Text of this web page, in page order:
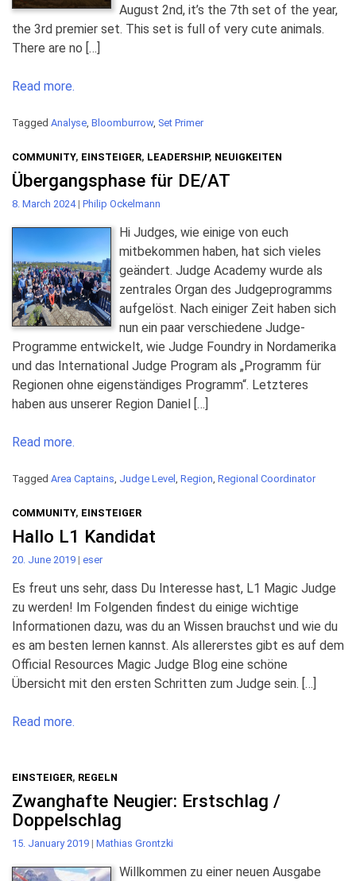
August 2nd, it’s the 7th set of the year,
the 3rd premier set. This set is full of very cute animals.
There are no […]
Read more.
Tagged Analyse, Bloomburrow, Set Primer
COMMUNITY, EINSTEIGER, LEADERSHIP, NEUIGKEITEN
Übergangsphase für DE/AT
8. March 2024 | Philip Ockelmann
Hi Judges, wie einige von euch
mitbekommen haben, hat sich vieles
geändert. Judge Academy wurde als
zentrales Organ des Judgeprogramms
aufgelöst. Nach einiger Zeit haben sich
nun ein paar verschiedene Judge-
Programme entwickelt, wie Judge Foundry in Nordamerika
und das International Judge Program als „Programm für
Regionen ohne eigenständiges Programm“. Letzteres
haben aus unserer Region Daniel […]
Read more.
Tagged Area Captains, Judge Level , Region, Regional Coordinator
COMMUNITY, EINSTEIGER
Hallo L1 Kandidat
20. June 2019 | eser
Es freut uns sehr, dass Du Interesse hast, L1 Magic Judge
zu werden! Im Folgenden findest du einige wichtige
Informationen dazu, was du an Wissen brauchst und wie du
es am besten lernen kannst. Als allererstes gibt es auf dem
Official Resources Magic Judge Blog eine schöne
Übersicht mit den ersten Schritten zum Judge sein. […]
Read more.
EINSTEIGER, REGELN
Zwanghafte Neugier: Erstschlag /
Doppelschlag
15. January 2019 | Mathias Grontzki
Willkommen zu einer neuen Ausgabe